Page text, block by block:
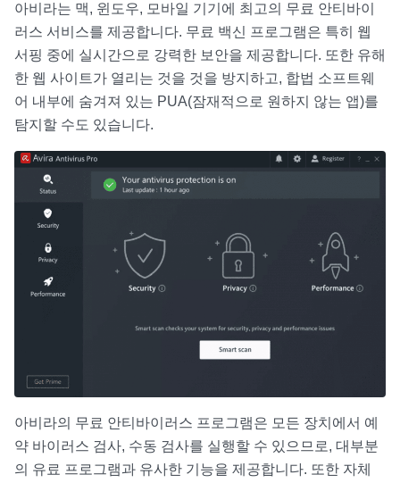
아비라는 맥, 윈도우, 모바일 기기에 최고의 무료 안티바이
러스 서비스를 제공합니다. 무료 백신 프로그램은 특히 웹
서핑 중에 실시간으로 강력한 보안을 제공합니다. 또한 유해
한 웹 사이트가 열리는 것을 것을 방지하고, 합법 소프트웨
어 내부에 숨겨져 있는 PUA(잠재적으로 원하지 않는 앱)를
탐지할 수도 있습니다.
아비라의 무료 안티바이러스 프로그램은 모든 장치에서 예
약 바이러스 검사, 수동 검사를 실행할 수 있으므로, 대부분
의 유료 프로그램과 유사한 기능을 제공합니다. 또한 자체